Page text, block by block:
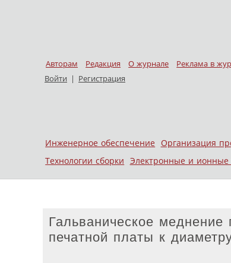
Авторам Редакция О журнале
Реклама в
Войти | Регистрация
Меню
Skip to content
Инженерное обеспечение Организация
Технологии сборки Электронные и ионные
Гальваническое
печатной платы к